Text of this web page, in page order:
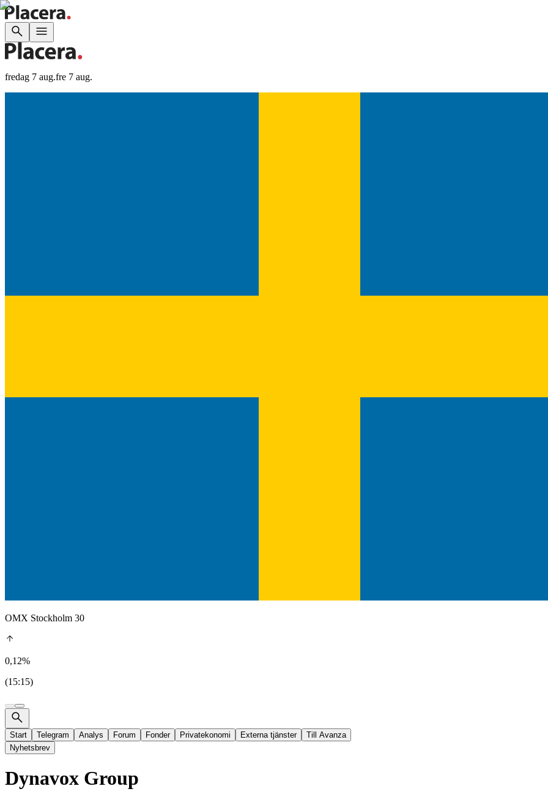
fredag 7 aug.fre 7 aug.
OMX Stockholm 30
0,12%
(15:15)
Start Telegram Analys Forum Fonder Privatekonomi Externa tjänster
Till Avanza
Nyhetsbrev
Dynavox Group